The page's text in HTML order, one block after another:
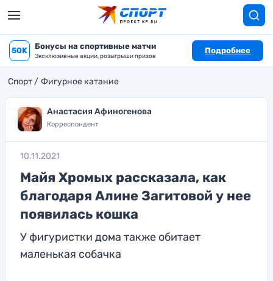
50K Бонусы на спортивные матчи
Эксклюзивные акции, розыгрыши призов
Подробнее
Спорт Фигурное катание
Анастасия Афиногенова
Корреспондент
10.11.2021
Майя Хромых рассказала, как
благодаря Алине Загитовой у нее
появилась кошка
У фигуристки дома также обитает
маленькая собачка